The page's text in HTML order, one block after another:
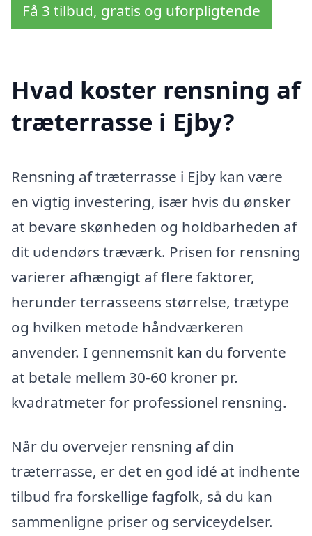
Få 3 tilbud, gratis og uforpligtende
Hvad koster rensning af
træterrasse i Ejby?
Rensning af træterrasse i Ejby kan være
en vigtig investering, især hvis du ønsker
at bevare skønheden og holdbarheden af
dit udendørs træværk. Prisen for rensning
varierer afhængigt af flere faktorer,
herunder terrasseens størrelse, trætype
og hvilken metode håndværkeren
anvender. I gennemsnit kan du forvente
at betale mellem 30-60 kroner pr.
kvadratmeter for professionel rensning.
Når du overvejer rensning af din
træterrasse, er det en god idé at indhente
tilbud fra forskellige fagfolk, så du kan
sammenligne priser og serviceydelser.